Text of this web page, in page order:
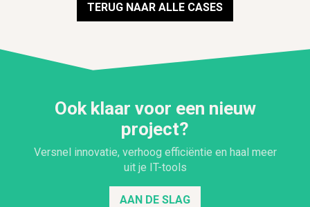
TERUG NAAR ALLE CASES
Ook klaar voor een nieuw
project?
Versnel innovatie, verhoog efficiëntie en haal meer
uit je IT-tools
AAN DE SLAG